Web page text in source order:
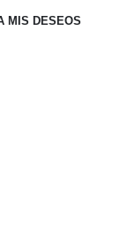
MIS DESEOS